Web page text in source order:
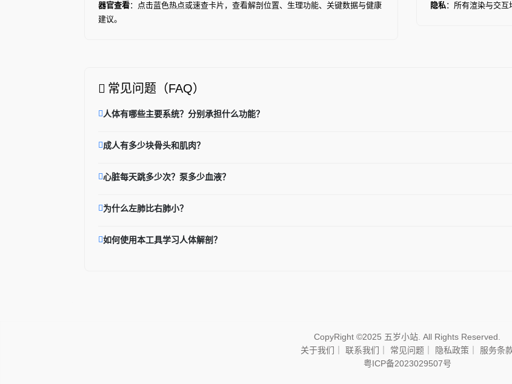
器官查看：点击蓝色热点或速查卡片，查看解剖位置、生理功能、关键数据与健康
建议。
隐私：所有渲染与交互
常见问题（FAQ）
人体有哪些主要系统？分别承担什么功能？
成人有多少块骨头和肌肉？
心脏每天跳多少次？泵多少血液？
为什么左肺比右肺小？
如何使用本工具学习人体解剖？
CopyRight ©2025 五岁小站. All Rights Reserved.
关于我们
联系我们 常见问题 隐私政策
服务条
粤ICP备2023029507号